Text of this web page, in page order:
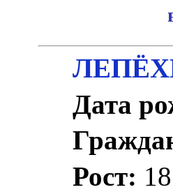
Дата
Рост: